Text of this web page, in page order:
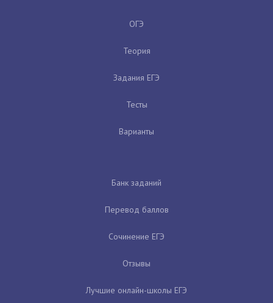
ОГЭ
Теория
Задания ЕГЭ
Тесты
Варианты
Банк заданий
Перевод баллов
Сочинение ЕГЭ
Отзывы
Лучшие онлайн-школы ЕГЭ